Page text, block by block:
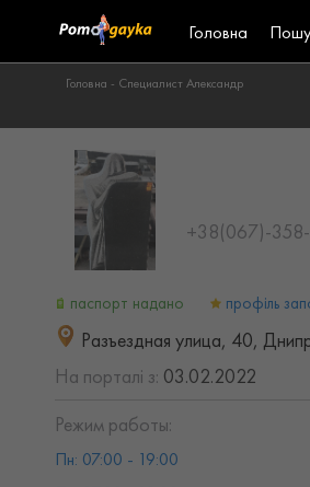
Головна
Головна - Специалист Александр
+38(067)-
паспорт надано профіль
Разъездная улица, 40,
На порталі з: 03.02.2022
Режим работы:
Пн: 07:00 - 19:00